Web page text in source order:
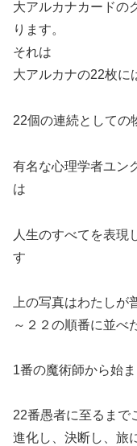
大アルカナカードの
ります。
それは
大アルカナの22枚に
22個の連続としての
有名な心理学者ユン
は
人生のすべてを表現
す
上の写真はわたしが
～２２の順番に並べ
1番の魔術師から始
22番愚者に至るまで
進化し、決断し、旅